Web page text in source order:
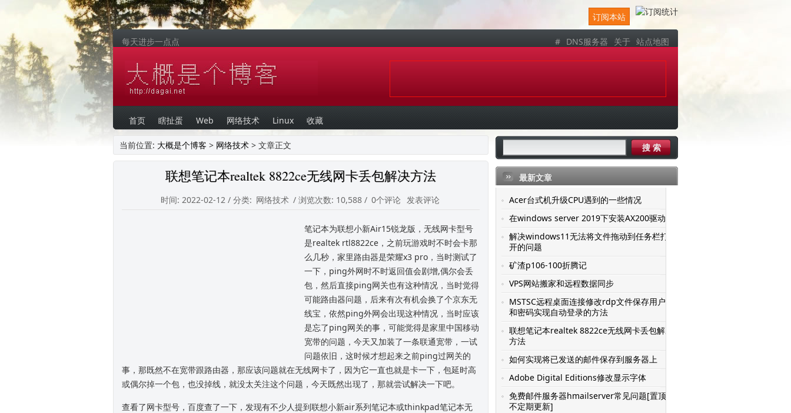
订阅本站
每天进步一点点 # DNS服务器 关于 站点地图
首页 瞎扯蛋 Web 网络技术 Linux 收藏
当前位置: 大概是个博客 > 网络技术 > 文章正文
联想笔记本realtek 8822ce无线网卡丢包解决方法
时间: 2022-02-12 / 分类: 网络技术 / 浏览次数: 10,588 / 0个评论 发表评论
笔记本为联想小新Air15锐龙版，无线网卡型号
是realtek rtl8822ce，之前玩游戏时不时会卡那
么几秒，家里路由器是荣耀x3 pro，当时测试了
一下，ping外网时不时返回值会剧增,偶尔会丢
包，然后直接ping网关也有这种情况，当时觉得
可能路由器问题，后来有次有机会换了个京东无
线宝，依然ping外网会出现这种情况，当时应该
是忘了ping网关的事，可能觉得是家里中国移动
宽带的问题，今天又加装了一条联通宽带，一试
问题依旧，这时候才想起来之前ping过网关的
事，那既然不在宽带跟路由器，那应该问题就在无线网卡了，因为它一直也就是卡一下，包延时高
或偶尔掉一个包，也没掉线，就没太关注这个问题，今天既然出现了，那就尝试解决一下吧。
查看了网卡型号，百度查了一下，发现有不少人提到联想小新air系列笔记本或thinkpad笔记本无
最新文章
Acer台式机升级CPU遇到的一些情况
在windows server 2019下安装AX200驱动
解决windows11无法将文件拖动到任务栏打
开的问题
矿渣p106-100折腾记
VPS网站搬家和远程数据同步
MSTSC远程桌面连接修改rdp文件保存用户名
和密码实现自动登录的方法
联想笔记本realtek 8822ce无线网卡丢包解决
方法
如何实现将已发送的邮件保存到服务器上
Adobe Digital Editions修改显示字体
免费邮件服务器hmailserver常见问题[置顶-
不定期更新]